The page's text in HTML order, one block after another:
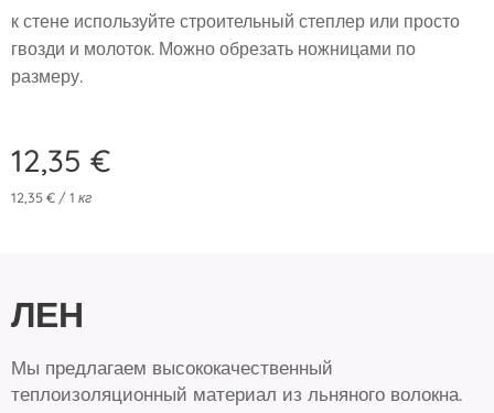
к стене используйте строительный степлер или просто
гвозди и молоток. Можно обрезать ножницами по
размеру.
12,35 €
12,35 € / 1 кг
ЛЕН
Мы предлагаем высококачественный
теплоизоляционный материал из льняного волокна.